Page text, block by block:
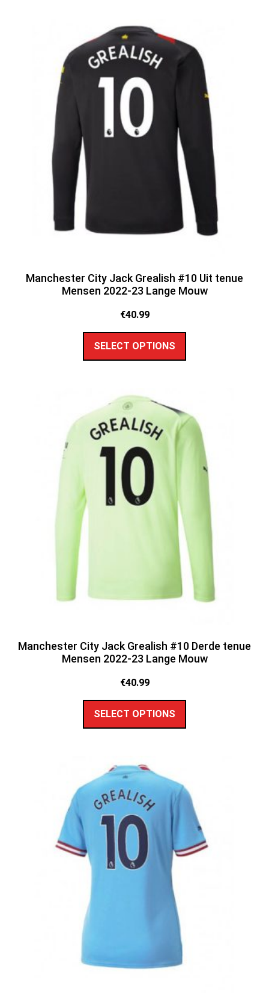
Manchester City Jack Grealish #10 Uit tenue
Mensen 2022-23 Lange Mouw
€40.99
SELECT OPTIONS
Manchester City Jack Grealish #10 Derde tenue
Mensen 2022-23 Lange Mouw
€40.99
SELECT OPTIONS